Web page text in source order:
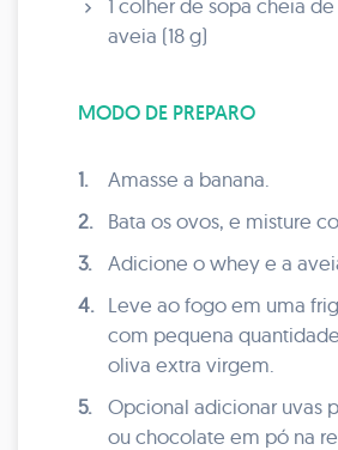
1 colher de sopa cheia
aveia (18 g)
MODO DE PREPARO
1.
Amasse a banana.
2.
Bata os ovos, e misture
3.
Adicione o whey e a
4.
Leve ao fogo em uma
com pequena
oliva extra virgem.
5.
Opcional adicionar uvas
ou chocolate em pó na